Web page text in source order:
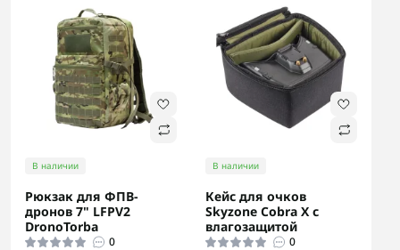
В наличии
Рюкзак для ФПВ-
дронов 7" LFPV2
DronoTorba
0
В наличии
Кейс для очков
Skyzone Cobra X с
влагозащитой
0